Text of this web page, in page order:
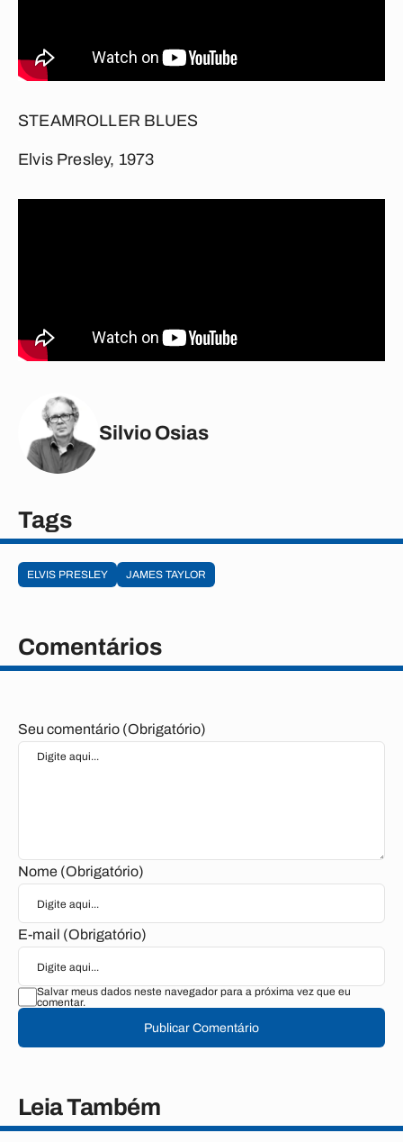
STEAMROLLER BLUES
Elvis Presley, 1973
Silvio Osias
Tags
ELVIS PRESLEY JAMES TAYLOR
Comentários
Seu comentário (Obrigatório)
Nome (Obrigatório)
E-mail (Obrigatório)
Salvar meus dados neste navegador para a próxima vez que eu
comentar.
Publicar Comentário
Leia Também